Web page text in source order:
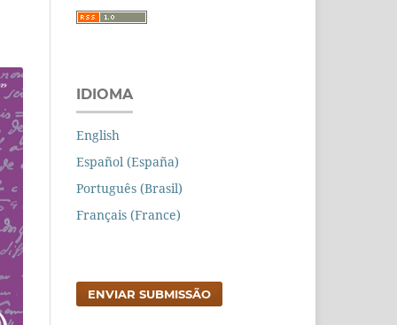
IDIOMA
English
Español (España)
Português (Brasil)
Français (France)
ENVIAR SUBMISSÃO